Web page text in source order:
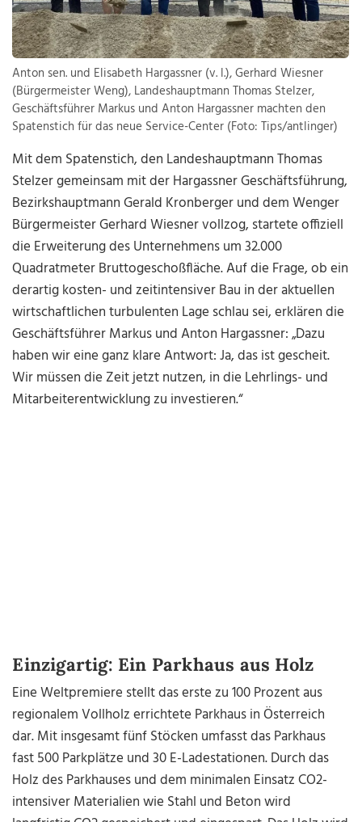
Anton sen. und Elisabeth Hargassner (v. l.), Gerhard Wiesner
(Bürgermeister Weng), Landeshauptmann Thomas Stelzer,
Geschäftsführer Markus und Anton Hargassner machten den
Spatenstich für das neue Service-Center (Foto: Tips/antlinger)
Mit dem Spatenstich, den Landeshauptmann Thomas
Stelzer gemeinsam mit der Hargassner Geschäftsführung,
Bezirkshauptmann Gerald Kronberger und dem Wenger
Bürgermeister Gerhard Wiesner vollzog, startete offiziell
die Erweiterung des Unternehmens um 32.000
Quadratmeter Bruttogeschoßfläche. Auf die Frage, ob ein
derartig kosten- und zeitintensiver Bau in der aktuellen
wirtschaftlichen turbulenten Lage schlau sei, erklären die
Geschäftsführer Markus und Anton Hargassner: „Dazu
haben wir eine ganz klare Antwort: Ja, das ist gescheit.
Wir müssen die Zeit jetzt nutzen, in die Lehrlings- und
Mitarbeiterentwicklung zu investieren.“
Einzigartig: Ein Parkhaus aus Holz
Eine Weltpremiere stellt das erste zu 100 Prozent aus
regionalem Vollholz errichtete Parkhaus in Österreich
dar. Mit insgesamt fünf Stöcken umfasst das Parkhaus
fast 500 Parkplätze und 30 E-Ladestationen. Durch das
Holz des Parkhauses und dem minimalen Einsatz CO2-
intensiver Materialien wie Stahl und Beton wird